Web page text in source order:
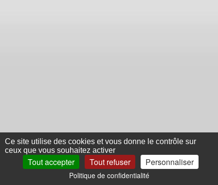
Ce site utilise des cookies et vous donne le contrôle sur
ceux que vous souhaitez activer
Tout accepter Tout refuser Personnaliser
Politique de confidentialité